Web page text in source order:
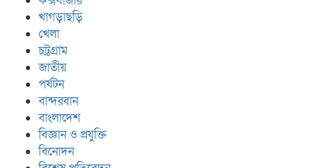
খাগড়াছড়ি
খেলা
চট্রগ্রাম
জাতীয়
পর্যটন
বান্দরবান
বাংলাদেশ
বিজ্ঞান ও প্রযুক্তি
বিনোদন